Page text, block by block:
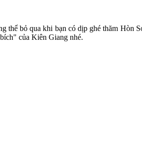
bỏ qua khi bạn có dịp ghé thăm Hòn
của Kiên Giang nhé.